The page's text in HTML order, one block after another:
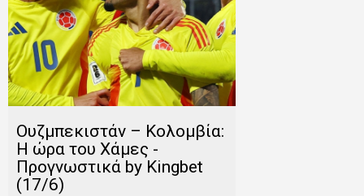
Ουζμπεκιστάν – Κολομβία:
Η ώρα του Χάμες -
Προγνωστικά by Kingbet
(17/6)